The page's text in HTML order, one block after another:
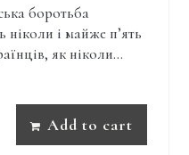
боротьба
ніколи і майже пʼять
як ніколи…
Add to cart